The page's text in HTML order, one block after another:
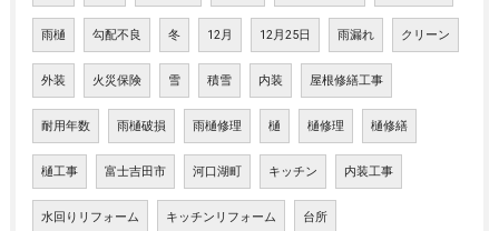
雨樋 勾配不良 冬 12月 12月25日 雨漏れ クリーン
外装 火災保険 雪 積雪 内装 屋根修繕工事
耐用年数 雨樋破損 雨樋修理 樋 樋修理 樋修繕
樋工事 富士吉田市 河口湖町 キッチン 内装工事
水回りリフォーム キッチンリフォーム 台所